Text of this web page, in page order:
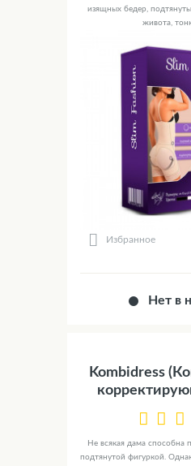
изящных бедер,
живота,
Избранное
Нет в
Kombidress
Не всякая дама способна
подтянутой фигуркой.